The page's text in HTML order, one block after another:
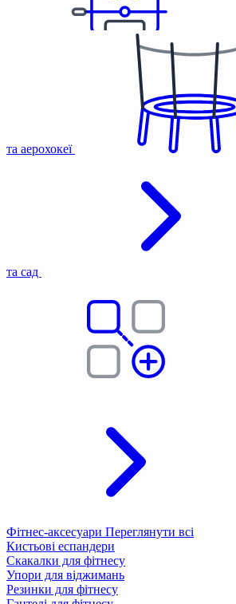
та аерохокеї
та сад
Фітнес-аксесуари Переглянути всі
Кистьові еспандери
Скакалки для фітнесу
Упори для віджимань
Резинки для фітнесу